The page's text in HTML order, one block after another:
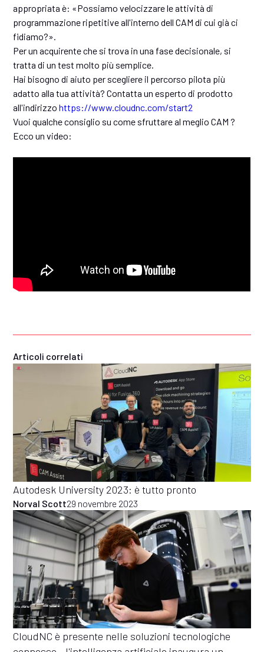
appropriata è: «Possiamo velocizzare le attività di
programmazione ripetitive all'interno dell CAM di cui già ci
fidiamo?».
Per un acquirente che si trova in una fase decisionale, si
tratta di un test molto più semplice.
Hai bisogno di aiuto per scegliere il percorso pilota più
adatto alla tua attività? Contatta un esperto di prodotto
all'indirizzo https://www.cloudnc.com/start2
Vuoi qualche consiglio su come sfruttare al meglio CAM ?
Ecco un video:
Articoli correlati
Autodesk University 2023: è tutto pronto
Norval Scott29 novembre 2023
CloudNC è presente nelle soluzioni tecnologiche